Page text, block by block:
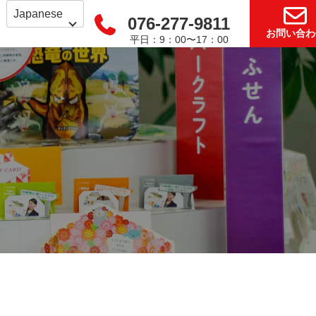
076-277-9811
平日：9：00〜17：00
お問い合